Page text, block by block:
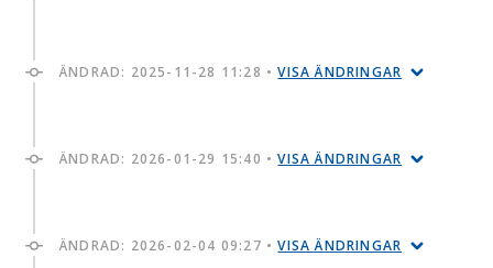
ÄNDRAD: 2025-11-28 11:28 •VISA ÄNDRINGAR
ÄNDRAD: 2026-01-29 15:40 •VISA ÄNDRINGAR
ÄNDRAD: 2026-02-04 09:27 •VISA ÄNDRINGAR